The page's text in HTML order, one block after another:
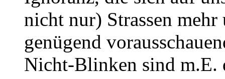
nicht nur) Strassen
genügend
Nicht-Blinken sind m.E.